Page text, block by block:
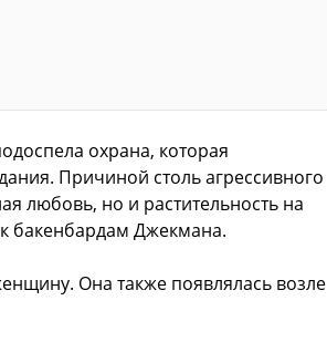
охрана, которая
Причиной столь агрессивного
любовь, но и растительность на
бакенбардам Джекмана.
Она также появлялась возле